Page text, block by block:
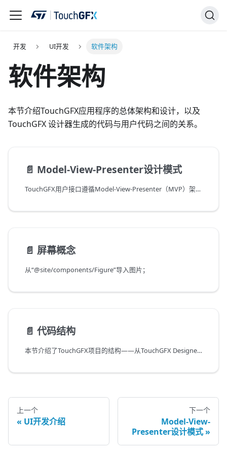
开发 UI开发 软件架构
软件架构
本节介绍TouchGFX应用程序的总体架构和设计，以及
TouchGFX 设计器生成的代码与用户代码之间的关系。
📄️ Model-View-Presenter设计模式
TouchGFX用户接口遵循Model-View-Presenter（MVP）架构模式，它是Model-View-Controller（MVC）模式的派生模式。 两者都广泛用于构建用户接口应用。
📄️ 屏幕概念
从“@site/components/Figure”导入图片；
📄️ 代码结构
本节介绍了TouchGFX项目的结构——从TouchGFX Designer生成的代码到用户编写的扩展代码。
上一个
UI开发介绍
下一个
Model-View-
Presenter设计模式